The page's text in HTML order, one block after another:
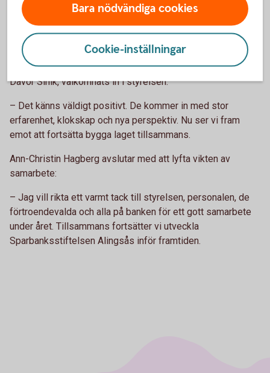
– Vi benchmarkar andra stiftelser och tittar på goda
exempel. Målet är tydligt – vi vill bli ännu bättre som ägare
till banken och ännu bättre på att skapa värde för bygden.
Under året har även två nya ledamöter, Östen Hallenbert och
Davor Sinik, välkomnats in i styrelsen.
– Det känns väldigt positivt. De kommer in med stor
erfarenhet, klokskap och nya perspektiv. Nu ser vi fram
emot att fortsätta bygga laget tillsammans.
Ann-Christin Hagberg avslutar med att lyfta vikten av
samarbete:
– Jag vill rikta ett varmt tack till styrelsen, personalen, de
förtroendevalda och alla på banken för ett gott samarbete
under året. Tillsammans fortsätter vi utveckla
Sparbanksstiftelsen Alingsås inför framtiden.
Bara nödvändiga cookies
Cookie-inställningar